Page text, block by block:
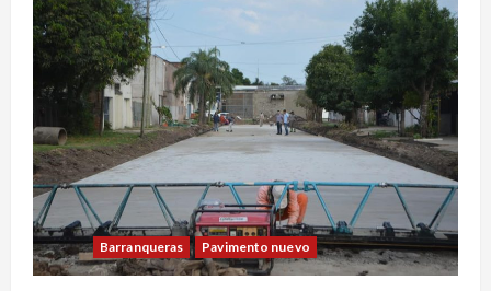
Barranqueras Pavimento nuevo